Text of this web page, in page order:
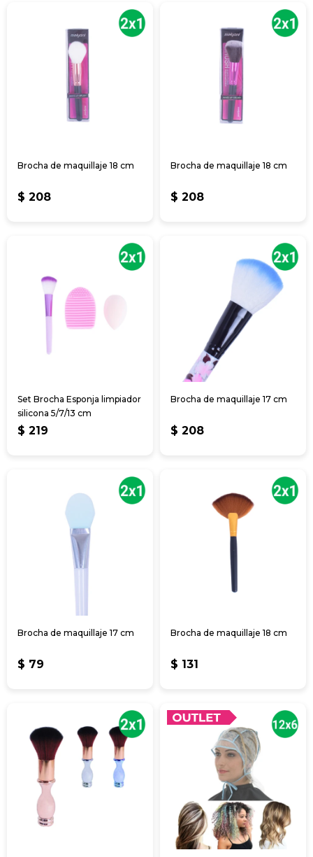
Brocha de maquillaje 18 cm
$ 208
Brocha de maquillaje 18 cm
$ 208
Set Brocha Esponja limpiador
silicona 5/7/13 cm
$ 219
Brocha de maquillaje 17 cm
$ 208
Brocha de maquillaje 17 cm
$ 79
Brocha de maquillaje 18 cm
$ 131